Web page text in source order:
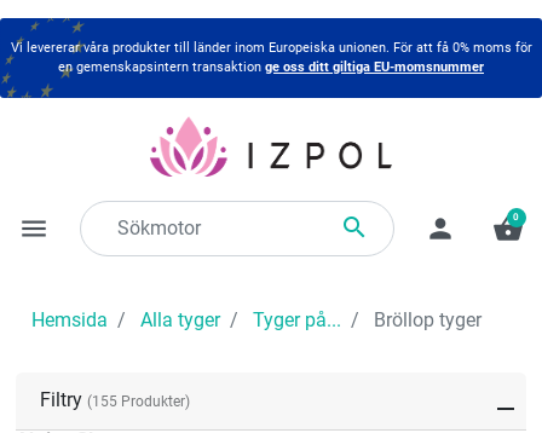
Vi levererar våra produkter till länder inom Europeiska unionen. För att få 0% moms för
en gemenskapsintern transaktion ge oss ditt giltiga EU-momsnummer
menu  person shopping_basket
0
Hemsida Alla tyger Tyger på... Bröllop tyger
Filtry (155 Produkter)